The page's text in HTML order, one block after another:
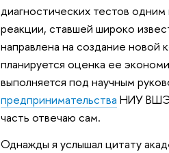
диагностических тестов
реакции, ставшей широко
направлена на создание новой
планируется оценка ее
выполняется под научным
предпринимательства НИУ ВШЭ
часть отвечаю сам.
Однажды я услышал цитату